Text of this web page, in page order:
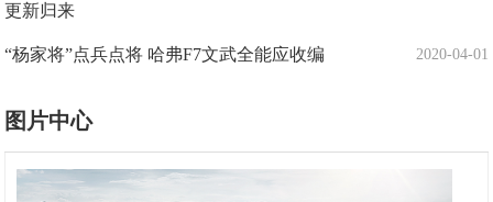
更新归来
2020-04-01
“杨家将”点兵点将 哈弗F7文武全能应收编
图片中心